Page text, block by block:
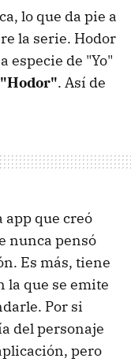
lo que da pie a
la serie. Hodor
especie de "Yo"
. Así de
app que creó
nunca pensó
Es más, tiene
la que se emite
Por si
del personaje
pero